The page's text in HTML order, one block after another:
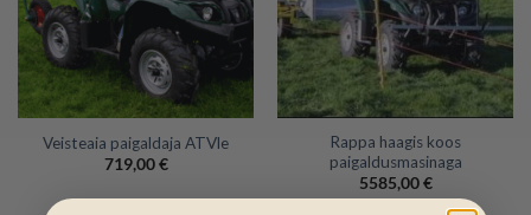
Veisteaia paigaldaja ATVle
719,00€
Rappa haagis koos
paigaldusmasinaga
5585,00€